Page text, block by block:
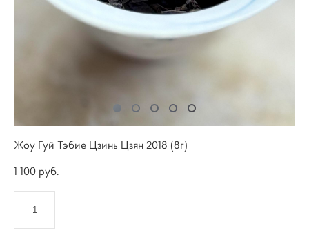
Жоу Гуй Тэбие Цзинь Цзян 2018 (8г)
1 100 pуб.